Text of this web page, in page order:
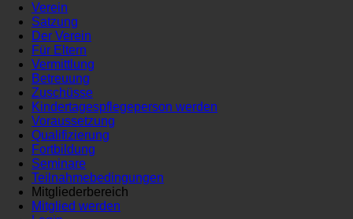
Verein
Satzung
Der Verein
Für Eltern
Vermittlung
Betreuung
Zuschüsse
Kindertagespflegeperson werden
Voraussetzung
Qualifizierung
Fortbildung
Seminare
Teilnahmebedingungen
Mitgliederbereich
Mitglied werden